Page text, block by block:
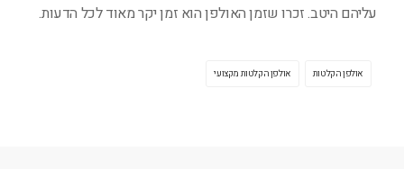
עליהם היטב. זכרו שזמן האולפן הוא זמן יקר מאוד לכל הדעות.
אולפן הקלטות אולפן הקלטות מקצועי